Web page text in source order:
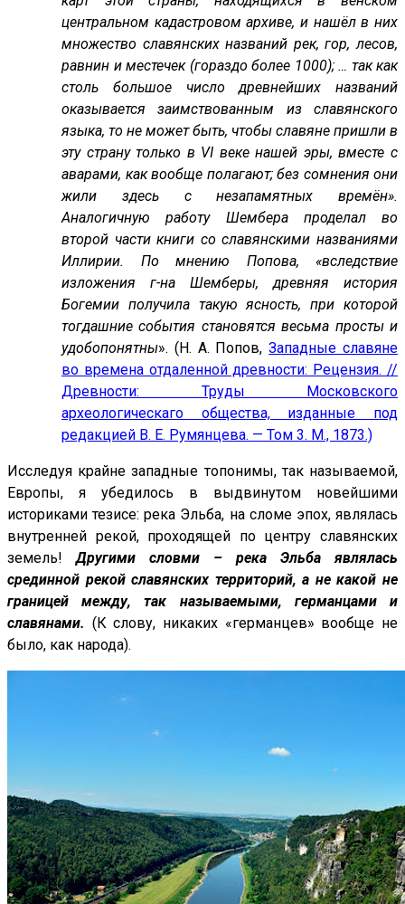
центральном кадастровом архиве, и нашёл в них
множество славянских названий рек, гор, лесов,
равнин и местечек (гораздо более 1000); … так как
столь большое число древнейших названий
оказывается заимствованным из славянского
языка, то не может быть, чтобы славяне пришли в
эту страну только в VI веке нашей эры, вместе с
аварами, как вообще полагают; без сомнения они
жили здесь с незапамятных времён».
Аналогичную работу Шембера проделал во
второй части книги со славянскими названиями
Иллирии. По мнению Попова, «вследствие
изложения г-на Шемберы, древняя история
Богемии получила такую ясность, при которой
тогдашние события становятся весьма просты и
удобопонятны». (Н. А. Попов,Западные славяне
во времена отдаленной древности: Рецензия. //
Древности: Труды Московского
археологическаго общества, изданные под
редакцией В. Е. Румянцева. — Том 3. М., 1873.)
Исследуя крайне западные топонимы, так называемой,
Европы, я убедилось в выдвинутом новейшими
историками тезисе: река Эльба, на сломе эпох, являлась
внутренней рекой, проходящей по центру славянских
земель!Другими словми – река Эльба являлась
срединной рекой славянских территорий, а не какой не
границей между, так называемыми, германцами и
славянами. (К слову, никаких «германцев» вообще не
было, как народа).